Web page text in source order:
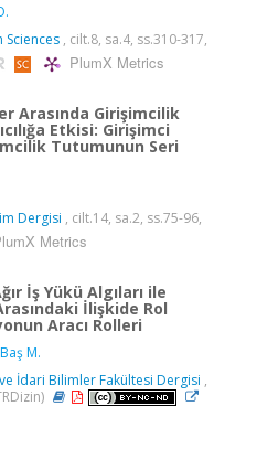
, cilt.8, sa.4, ss.310-317,
PlumX Metrics
Arasında Girişimcilik
Etkisi: Girişimci
Tutumunun Seri
Dergisi , cilt.14, sa.2, ss.75-96,
Metrics
İş Yükü Algıları ile
İlişkide Rol
Aracı Rolleri
Baş M.
İdari Bilimler Fakültesi Dergisi ,